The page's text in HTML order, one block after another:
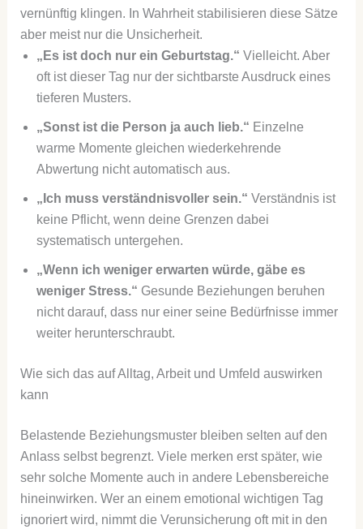
vernünftig klingen. In Wahrheit stabilisieren diese Sätze
aber meist nur die Unsicherheit.
„Es ist doch nur ein Geburtstag.“ Vielleicht. Aber
oft ist dieser Tag nur der sichtbarste Ausdruck eines
tieferen Musters.
„Sonst ist die Person ja auch lieb.“ Einzelne
warme Momente gleichen wiederkehrende
Abwertung nicht automatisch aus.
„Ich muss verständnisvoller sein.“ Verständnis ist
keine Pflicht, wenn deine Grenzen dabei
systematisch untergehen.
„Wenn ich weniger erwarten würde, gäbe es
weniger Stress.“ Gesunde Beziehungen beruhen
nicht darauf, dass nur einer seine Bedürfnisse immer
weiter herunterschraubt.
Wie sich das auf Alltag, Arbeit und Umfeld auswirken
kann
Belastende Beziehungsmuster bleiben selten auf den
Anlass selbst begrenzt. Viele merken erst später, wie
sehr solche Momente auch in andere Lebensbereiche
hineinwirken. Wer an einem emotional wichtigen Tag
ignoriert wird, nimmt die Verunsicherung oft mit in den